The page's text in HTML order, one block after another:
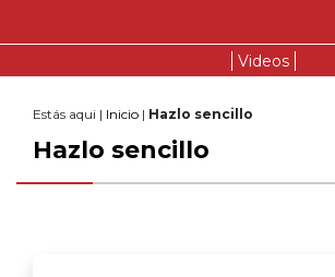
Videos
Estás aqui | Inicio | Hazlo sencillo
Hazlo sencillo